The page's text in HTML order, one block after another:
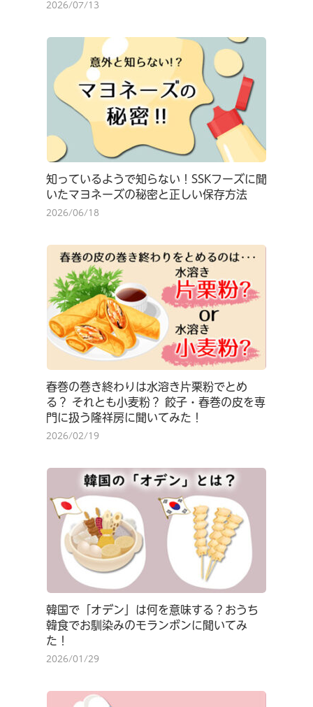
2026/07/13
知っているようで知らない！SSKフーズに聞
いたマヨネーズの秘密と正しい保存方法
2026/06/18
春巻の巻き終わりは水溶き片栗粉でとめ
る？ それとも小麦粉？ 餃子・春巻の皮を専
門に扱う隆祥房に聞いてみた！
2026/02/19
韓国で「オデン」は何を意味する？おうち
韓食でお馴染みのモランボンに聞いてみ
た！
2026/01/29